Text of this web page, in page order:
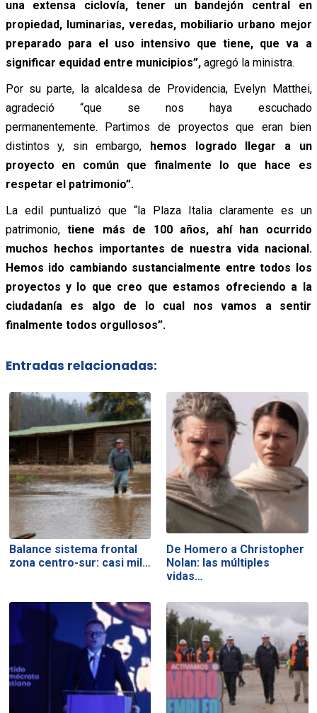
una extensa ciclovía, tener un bandejón central en
propiedad, luminarias, veredas, mobiliario urbano mejor
preparado para el uso intensivo que tiene, que va a
significar equidad entre municipios”,agregó la ministra.
Por su parte, la alcaldesa de Providencia, Evelyn Matthei,
agradeció “que se nos haya escuchado
permanentemente. Partimos de proyectos que eran bien
distintos y, sin embargo, hemos logrado llegar a un
proyecto en común que finalmente lo que hace es
respetar el patrimonio”.
La edil puntualizó que “la Plaza Italia claramente es un
patrimonio, tiene más de 100 años, ahí han ocurrido
muchos hechos importantes de nuestra vida nacional.
Hemos ido cambiando sustancialmente entre todos los
proyectos y lo que creo que estamos ofreciendo a la
ciudadanía es algo de lo cual nos vamos a sentir
finalmente todos orgullosos”.
Entradas relacionadas:
Balance sistema frontal
zona centro-sur: casi mil…
De Homero a Christopher
Nolan: las múltiples
vidas…